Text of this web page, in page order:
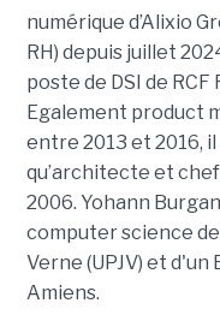
numérique d’Alixio
RH) depuis juillet
poste de DSI de RCF
Egalement product
entre 2013 et 2016,
qu’architecte et chef
2006. Yohann
computer science
Verne (UPJV) et
Amiens.